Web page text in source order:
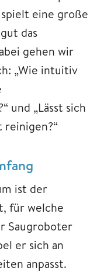
spielt eine große
das
gehen wir
„Wie intuitiv
und „Lässt sich
ist der
für welche
Saugroboter
er sich an
anpasst.